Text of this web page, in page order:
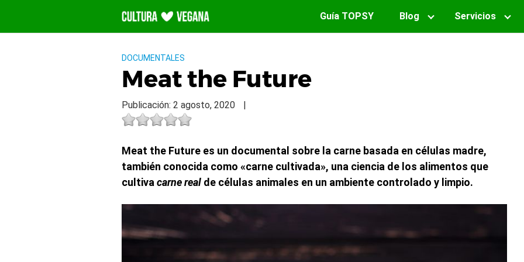
contenido
Guía TOPSY Blog Servicios
DOCUMENTALES
Meat the Future
Publicación: 2 agosto, 2020 |
Meat the Future es un documental sobre la carne basada en células madre,
también conocida como «carne cultivada», una ciencia de los alimentos que
cultiva carne real de células animales en un ambiente controlado y limpio.